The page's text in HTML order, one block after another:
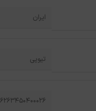
ایران
تیوپی
6263450400026